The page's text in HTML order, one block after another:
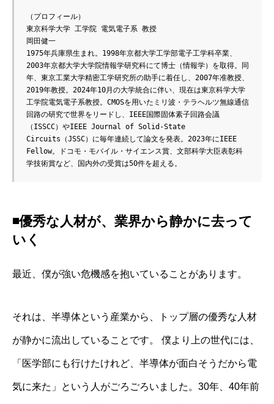
（プロフィール）
東京科学大学 工学院 電気電子系 教授
岡田健一
1975年兵庫県生まれ。1998年京都大学工学部電子工学科卒業、
2003年京都大学大学院情報学研究科にて博士（情報学）を取得。同
年、東京工業大学精密工学研究所の助手に着任し、2007年准教授、
2019年教授。2024年10月の大学統合に伴い、現在は東京科学大学
工学院電気電子系教授。CMOSを用いたミリ波・テラヘルツ無線通信
回路の研究で世界をリードし、IEEE国際固体素子回路会議
（ISSCC）やIEEE Journal of Solid-State
Circuits（JSSC）に毎年連続して論文を発表。2023年にIEEE
Fellow。ドコモ・モバイル・サイエンス賞、文部科学大臣表彰科
学技術賞など、国内外の受賞は50件を超える。
◾️優秀な人材が、業界から静かに去って
いく
最近、僕が強い危機感を抱いていることがあります。
それは、半導体という産業から、トップ層の優秀な人材
が静かに流出していることです。 僕より上の世代には、
「医学部にも行けたけれど、半導体が面白そうだから電
気に来た」という人がごろごろいました。30年、40年前